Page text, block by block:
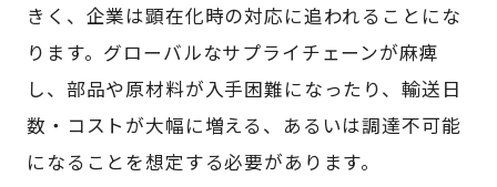
きく、企業は顕在化時の対応に追われることにな
ります。グローバルなサプライチェーンが麻痺
し、部品や原材料が入手困難になったり、輸送日
数・コストが大幅に増える、あるいは調達不可能
になることを想定する必要があります。